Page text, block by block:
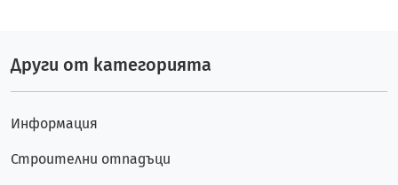
Други от категорията
Информация
Строителни отпадъци